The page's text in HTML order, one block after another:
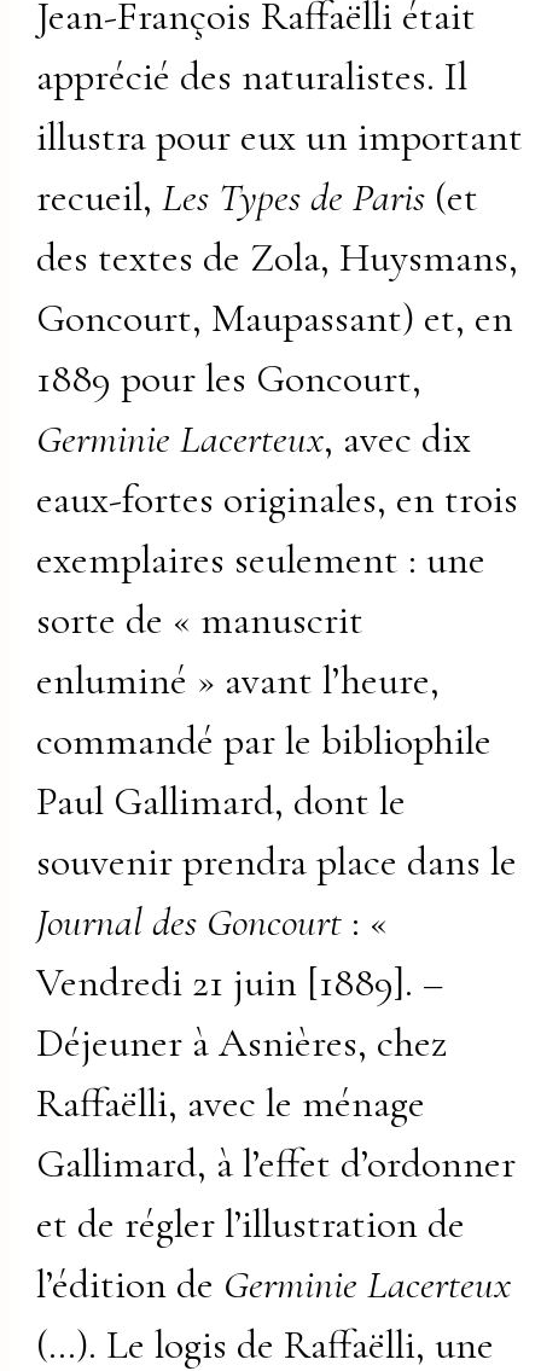
Jean-François Raffaëlli était
apprécié des naturalistes. Il
illustra pour eux un important
recueil,Les Types de Paris (et
des textes de Zola, Huysmans,
Goncourt, Maupassant) et, en
1889 pour les Goncourt,
Germinie Lacerteux, avec dix
eaux-fortes originales, en trois
exemplaires seulement : une
sorte de « manuscrit
enluminé » avant l’heure,
commandé par le bibliophile
Paul Gallimard, dont le
souvenir prendra place dans le
Journal des Goncourt : «
Vendredi 21 juin [1889]. –
Déjeuner à Asnières, chez
Raffaëlli, avec le ménage
Gallimard, à l’effet d’ordonner
et de régler l’illustration de
l’édition de Germinie Lacerteux
(…). Le logis de Raffaëlli, une